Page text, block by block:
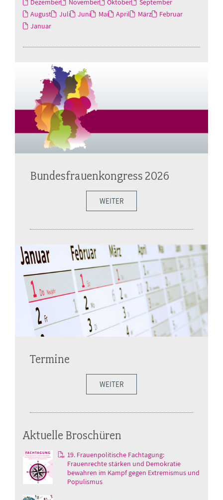
August
Juli Juni Mai April März
Februar
Januar
Bundesfrauenkongress 2026
WEITER
Termine
WEITER
Aktuelle Broschüren
19. Frauenpolitische Fachtagung:
Frauenrechte stärken und Demokratie
bewahren im Kampf gegen Extremismus und
Populismus